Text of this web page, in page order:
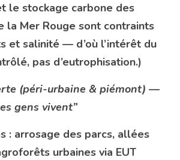
le stockage carbone des
la Mer Rouge sont contraints
et salinité — d’où l’intérêt du
pas d’eutrophisation.)
(péri-urbaine & piémont) —
gens vivent”
: arrosage des parcs, allées
urbaines via EUT